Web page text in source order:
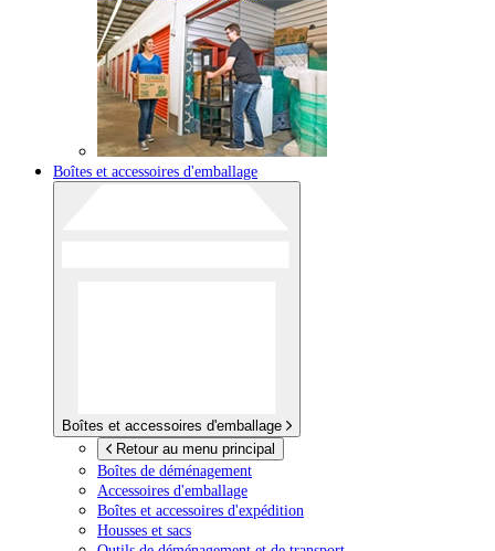
Boîtes et accessoires d'emballage
Boîtes et accessoires d'emballage
Retour au menu principal
Boîtes de déménagement
Accessoires d'emballage
Boîtes et accessoires d'expédition
Housses et sacs